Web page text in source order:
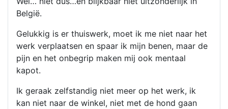
België.
Gelukkig is er thuiswerk, moet ik me niet naar het
werk verplaatsen en spaar ik mijn benen, maar de
pijn en het onbegrip maken mij ook mentaal
kapot.
Ik geraak zelfstandig niet meer op het werk, ik
kan niet naar de winkel, niet met de hond gaan